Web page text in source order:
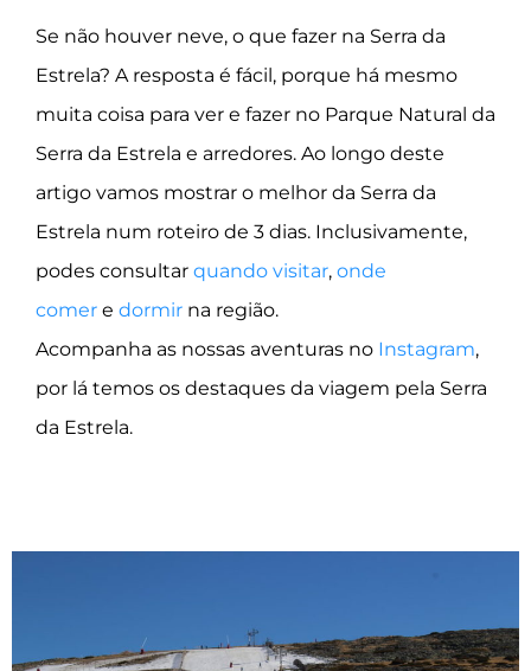
Se não houver neve, o que fazer na Serra da
Estrela? A resposta é fácil, porque há mesmo
muita coisa para ver e fazer no Parque Natural da
Serra da Estrela e arredores. Ao longo deste
artigo vamos mostrar o melhor da Serra da
Estrela num roteiro de 3 dias. Inclusivamente,
podes consultar quando visitar, onde
comer e dormir na região.
Acompanha as nossas aventuras no Instagram,
por lá temos os destaques da viagem pela Serra
da Estrela.